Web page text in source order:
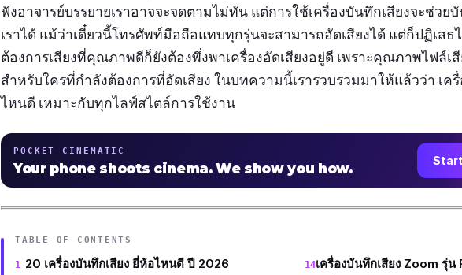
ฟังอาจารย์บรรยายเราอาจจะจดตามไม่ทัน แต่การใช้เครื่องบันทึกเสียงจะช่ว
เราได้ แม้ว่าเดี๋ยวนี้โทรศัพท์มือถือแทบทุกรุ่นจะสามารถอัดเสียงได้ แต่ก็ปฏิเสธ
ต้องการเสียงที่คุณภาพดีก็ยังต้องพึ่งพาเครื่องอัดเสียงอยู่ดี เพราะคุณภาพไฟล์เ
สำหรับใครที่กำลังต้องการที่อัดเสียง ในบทความนี้เรารวบรวมมาให้แล้วว่า เค
ไหนดี เหมาะกับทุกไลฟ์สไตล์การใช้งาน
POCKET CINEMATIC
Your phone shoots cinema. We show you how.
TABLE OF CONTENTS
20 เครื่องบันทึกเสียง ยี่ห้อไหนดี ปี 2026
เครื่องบันทึกเสียง Zoom รุ่น